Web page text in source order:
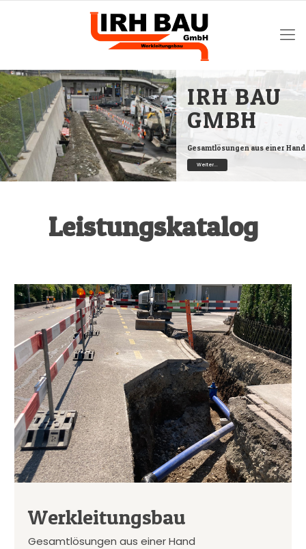
IRH BAU
GMBH
Gesamtlösungen aus einer
Weiter...
Leistungskatalog
Werkleitungsbau
Gesamtlösungen aus einer Hand